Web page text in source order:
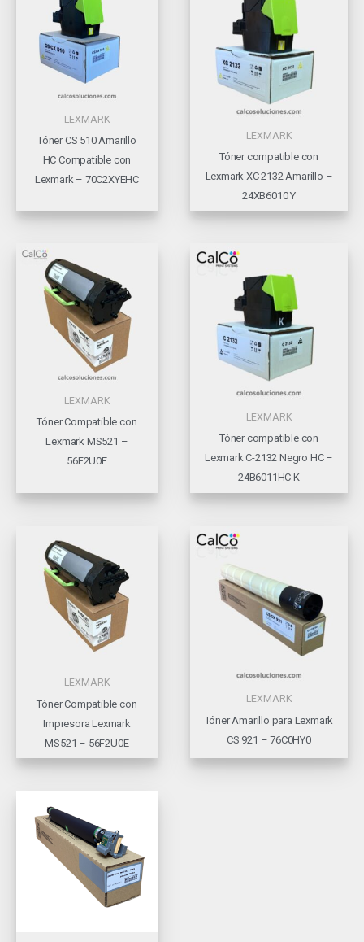
LEXMARK
Tóner CS 510 Amarillo
HC Compatible con
Lexmark – 70C2XYEHC
LEXMARK
Tóner compatible con
Lexmark XC 2132 Amarillo –
24XB6010 Y
LEXMARK
Tóner Compatible con
Lexmark MS521 –
56F2U0E
LEXMARK
Tóner compatible con
Lexmark C-2132 Negro HC –
24B6011HC K
LEXMARK
Tóner Compatible con
Impresora Lexmark
MS521 – 56F2U0E
LEXMARK
Tóner Amarillo para Lexmark
CS 921 – 76C0HY0